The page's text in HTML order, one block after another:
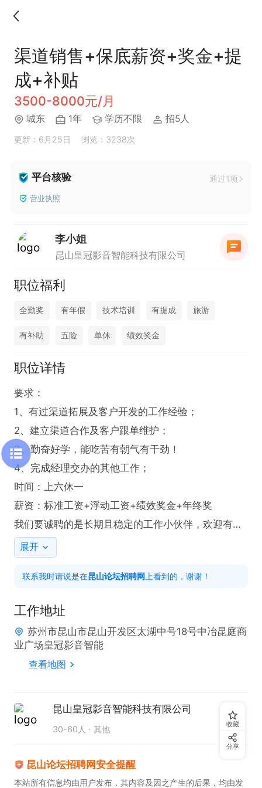
渠道销售+保底薪资+奖金+提
成+补贴
3500-8000元/月
城东 1年 学历不限 招5人
更新：6月25日 浏览：3238次
平台核验 通过1项
营业执照
李小姐
昆山皇冠影音智能科技有限公司
职位福利
全勤奖 有年假 技术培训 有提成 旅游
有补助 五险 单休 绩效奖金
职位详情
要求：
1、有过渠道拓展及客户开发的工作经验；
2、建立渠道合作及客户跟单维护；
3、勤奋好学，能吃苦有朝气有干劲！
4、完成经理交办的其他工作；
时间：上六休一
薪资：标准工资+浮动工资+绩效奖金+年终奖
我们要诚聘的是长期且稳定的工作小伙伴，欢迎有意
向者加入皇冠智能！
智能家居，让生活更美好！
展开
联系我时请说是在昆山论坛招聘网 上看到的，谢谢！
工作地址
苏州市昆山市昆山开发区太湖中号18号中冶昆庭商
业广场皇冠影音智能
查看地图
昆山皇冠影音智能科技有限公司
30-60人 其他
昆山论坛招聘网安全提醒
本站所有信息均由用户发布，其内容及因之产生的后果，均由发
收藏
分享